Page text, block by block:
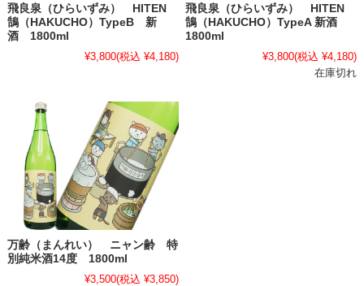
飛良泉（ひらいずみ） HITEN
鵠（HAKUCHO）TypeB 新
酒 1800ml
¥3,800(税込 ¥4,180)
飛良泉（ひらいずみ） HITEN
鵠（HAKUCHO）TypeA 新酒
1800ml
¥3,800(税込 ¥4,180)
在庫切れ
万齢（まんれい） ニャン齢 特
別純米酒14度 1800ml
¥3,500(税込 ¥3,850)